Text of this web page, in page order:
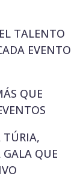
TALENTO
EVENTO
QUE
TÚRIA,
GALA QUE